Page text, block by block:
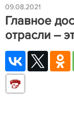
09.08.2021
Главное
отрасли –